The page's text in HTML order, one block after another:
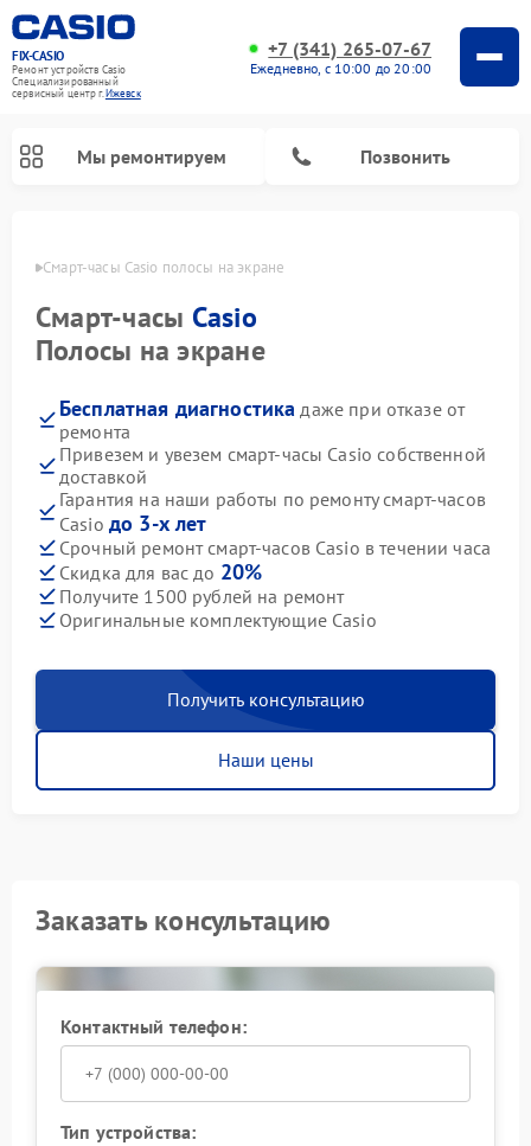
FIX-CASIO
Ремонт устройств Casio
Специализированный
cервисный центр г.Ижевск
+7 (341) 265-07-67
Ежедневно, с 10:00 до 20:00
Мы ремонтируем Позвонить
Смарт-часы Casio полосы на экране
Смарт-часы Casio
Полосы на экране
Бесплатная диагностика даже при отказе от
ремонта
Привезем и увезем смарт-часы Casio собственной
доставкой
Гарантия на наши работы по ремонту смарт-часов
Casio до 3-х лет
Срочный ремонт смарт-часов Casio в течении часа
Скидка для вас до 20%
Получите 1500 рублей на ремонт
Оригинальные комплектующие Casio
Получить консультацию
Наши цены
Заказать консультацию
Контактный телефон:
Тип устройства: